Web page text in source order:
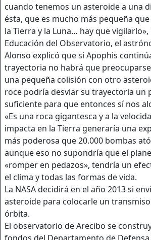
cuando tenemos un asteroide a una
ésta, que es mucho más pequeña
la Tierra y la Luna… hay que
Educación del Observatorio, el
Alonso explicó que si Apophis
trayectoria no habrá que
una pequeña colisión con otro
roce podría desviar su trayectoria un
suficiente para que entonces sí nos
«Es una roca gigantesca y a la
impacta en la Tierra generaría una
más poderosa que 20.000 bombas
aunque eso no supondría que el
«romper en pedazos», tendría un
el clima y todas las formas de vida.
La NASA decidirá en el año 2013 si
asteroide para colocarle un
órbita.
El observatorio de Arecibo se